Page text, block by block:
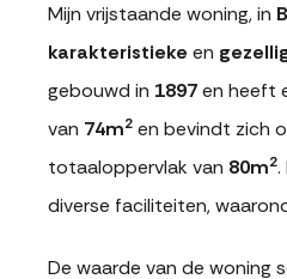
Mijn vrijstaande woning, in
karakteristieke en
gebouwd in 1897en heeft
van 74m2 en bevindt zich
totaaloppervlak van 80m2.
diverse faciliteiten,
De waarde van de woning